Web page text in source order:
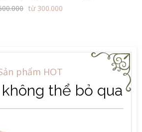
từ 300.000
phẩm HOT
thể bỏ qua